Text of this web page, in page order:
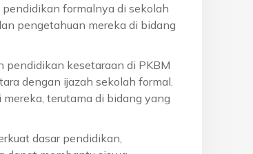
formalnya di sekolah
pengetahuan mereka di bidang
pendidikan kesetaraan di PKBM
dengan ijazah sekolah formal.
terutama di bidang yang
dasar pendidikan,